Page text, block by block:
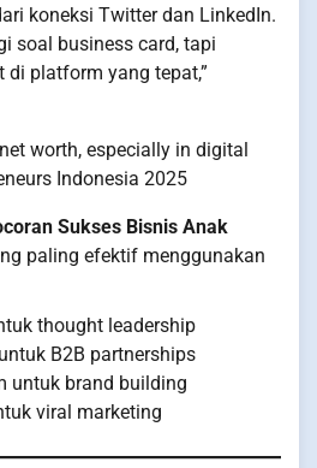
koneksi Twitter dan LinkedIn.
soal business card, tapi
platform yang tepat,”
worth, especially in digital
Indonesia 2025
Sukses Bisnis Anak
paling efektif menggunakan
thought leadership
B2B partnerships
untuk brand building
viral marketing